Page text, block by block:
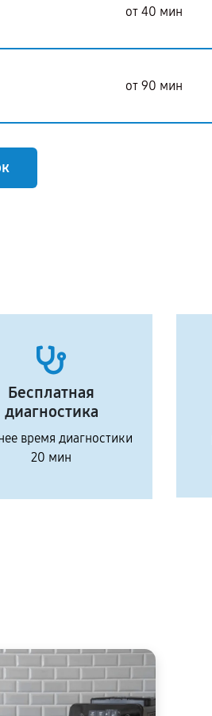
от 40 мин
от 90 мин
Бесплатная
диагностика
время диагностики
20 мин